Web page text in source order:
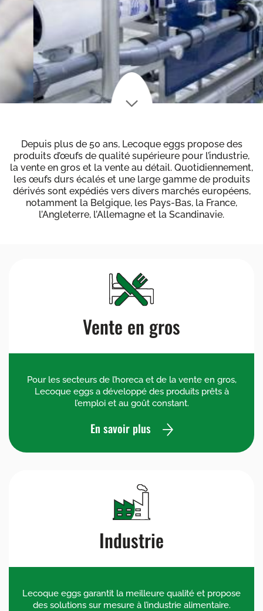
Depuis plus de 50 ans, Lecoque eggs propose des
produits d’œufs de qualité supérieure pour l’industrie,
la vente en gros et la vente au détail. Quotidiennement,
les œufs durs écalés et une large gamme de produits
dérivés sont expédiés vers divers marchés européens,
notamment la Belgique, les Pays-Bas, la France,
l’Angleterre, l’Allemagne et la Scandinavie.
Vente en gros
Pour les secteurs de l’horeca et de la vente en gros,
Lecoque eggs a développé des produits prêts à
l’emploi et au goût constant.
En savoir plus
Industrie
Lecoque eggs garantit la meilleure qualité et propose
des solutions sur mesure à l’industrie alimentaire.